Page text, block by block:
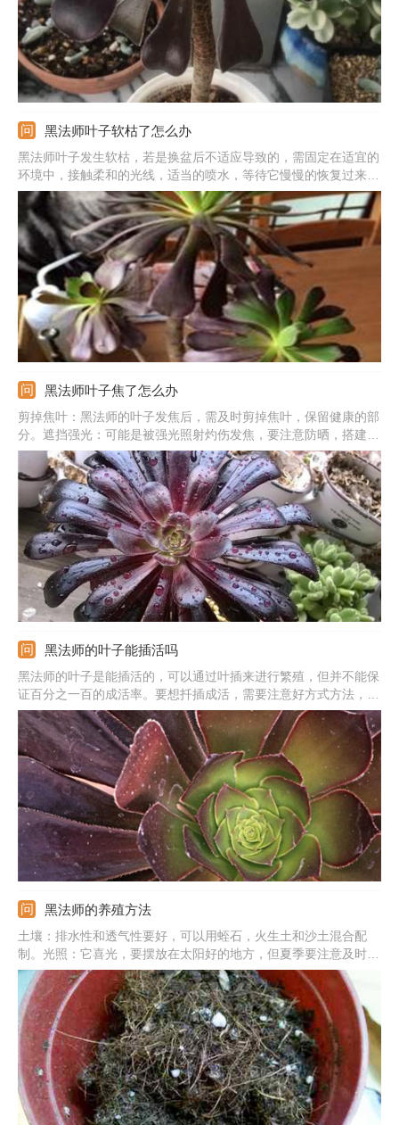
黑法师叶子软枯了怎么办
黑法师叶子发生软枯，若是换盆后不适应导致的，需固定在适宜的
环境中，接触柔和的光线，适当的喷水，等待它慢慢的恢复过来。
若是接触了强烈阳光导致的，需要遮挡住强光，转到阴凉处养护。
若是浇水过多烂根导致的，需立即停止浇水，然后放在通风阴凉
处，促进水分能尽快蒸发掉。
黑法师叶子焦了怎么办
剪掉焦叶：黑法师的叶子发焦后，需及时剪掉焦叶，保留健康的部
分。遮挡强光：可能是被强光照射灼伤发焦，要注意防晒，搭建遮
阳网遮挡烈日。调整温度：高温对植株造成影响，水肥吸收出现问
题，进而导致叶子干焦，所以除了遮挡阳光外，还需喷水降温，往
植株周围喷洒些水。
黑法师的叶子能插活吗
黑法师的叶子是能插活的，可以通过叶插来进行繁殖，但并不能保
证百分之一百的成活率。要想扦插成活，需要注意好方式方法，操
作合理的话，成活率还是比较高的。扦插的时间尽量选在春季这两
个季节，此时气温较适宜，能利于成活。不能选在盛夏或冬季，否
则会影响成活。
黑法师的养殖方法
土壤：排水性和透气性要好，可以用蛭石，火生土和沙土混合配
制。光照：它喜光，要摆放在太阳好的地方，但夏季要注意及时遮
挡，避免晒强烈的直射光。浇水：叶片含的水分较多，耐旱，可以
等土壤干燥后再浇水。施肥：两月施加一次就行，肥料太多会造成
徒长，影响观赏。